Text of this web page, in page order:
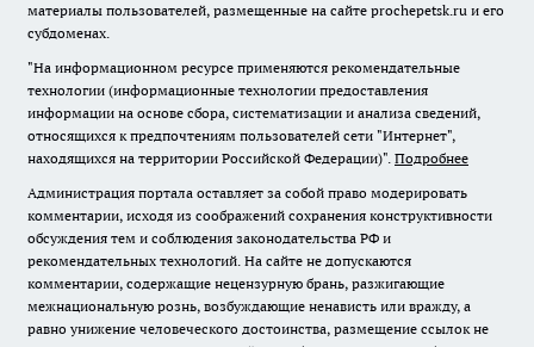
материалы пользователей, размещенные на сайте prochepetsk.ru и его
субдоменах.
"На информационном ресурсе применяются рекомендательные
технологии (информационные технологии предоставления
информации на основе сбора, систематизации и анализа сведений,
относящихся к предпочтениям пользователей сети "Интернет",
находящихся на территории Российской Федерации)". Подробнее
Администрация портала оставляет за собой право модерировать
комментарии, исходя из соображений сохранения конструктивности
обсуждения тем и соблюдения законодательства РФ и
рекомендательных технологий. На сайте не допускаются
комментарии, содержащие нецензурную брань, разжигающие
межнациональную рознь, возбуждающие ненависть или вражду, а
равно унижение человеческого достоинства, размещение ссылок не